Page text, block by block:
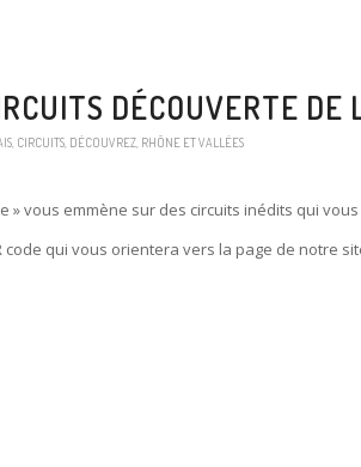
DÉCOUVERTE DE
CIRCUITS DÉCOUVREZ RHÔNE ET VALLÉES
» vous emmène sur des circuits inédits qui
code qui vous orientera vers la page de notre